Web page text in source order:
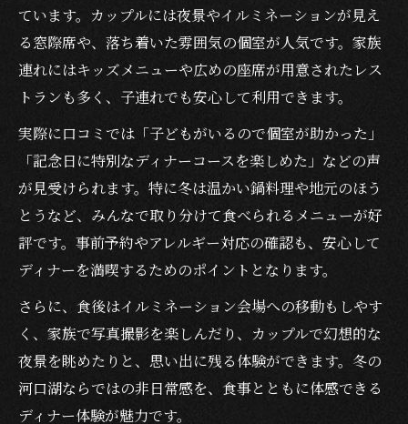
ています。カップルには夜景やイルミネーションが見え
る窓際席や、落ち着いた雰囲気の個室が人気です。家族
連れにはキッズメニューや広めの座席が用意されたレス
トランも多く、子連れでも安心して利用できます。
実際に口コミでは「子どもがいるので個室が助かった」
「記念日に特別なディナーコースを楽しめた」などの声
が見受けられます。特に冬は温かい鍋料理や地元のほう
とうなど、みんなで取り分けて食べられるメニューが好
評です。事前予約やアレルギー対応の確認も、安心して
ディナーを満喫するためのポイントとなります。
さらに、食後はイルミネーション会場への移動もしやす
く、家族で写真撮影を楽しんだり、カップルで幻想的な
夜景を眺めたりと、思い出に残る体験ができます。冬の
河口湖ならではの非日常感を、食事とともに体感できる
ディナー体験が魅力です。